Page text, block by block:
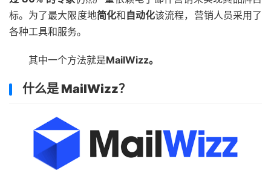
标。为了最大限度地简化和自动化该流程，营销人员采用了
各种工具和服务。
其中一个方法就是MailWizz。
什么是 MailWizz？